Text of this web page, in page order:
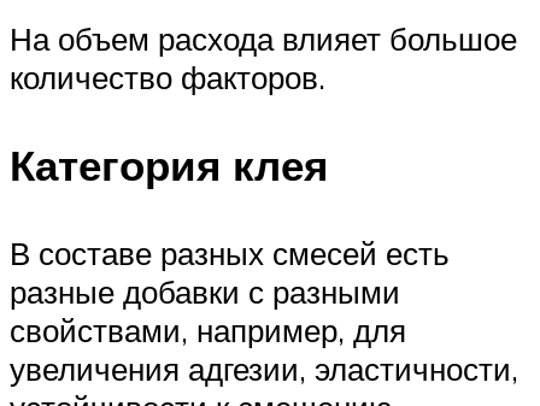
На объем расхода влияет большое
количество факторов.
Категория клея
В составе разных смесей есть
разные добавки с разными
свойствами, например, для
увеличения адгезии, эластичности,